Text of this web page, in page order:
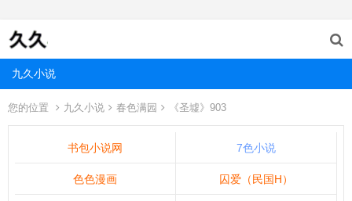
九久小说
您的位置 九久小说 春色满园 《圣墟》903
书包小说网 7色小说
色色漫画 囚爱（民国H）